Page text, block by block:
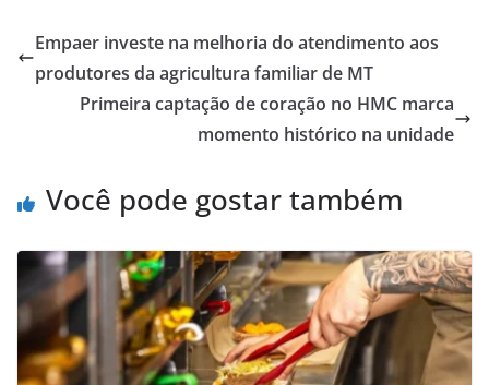
Empaer investe na melhoria do atendimento aos
produtores da agricultura familiar de MT
Primeira captação de coração no HMC marca
momento histórico na unidade
Você pode gostar também